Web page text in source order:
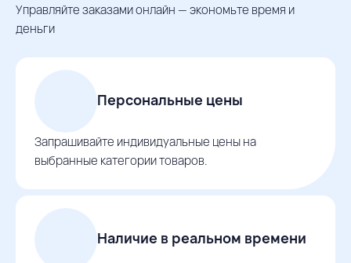
Управляйте заказами онлайн — экономьте время и
деньги
Персональные цены
Запрашивайте индивидуальные цены на
выбранные категории товаров.
Наличие в реальном времени